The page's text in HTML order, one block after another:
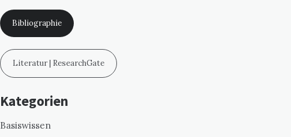
Bibliographie
Literatur | ResearchGate
Kategorien
Basiswissen